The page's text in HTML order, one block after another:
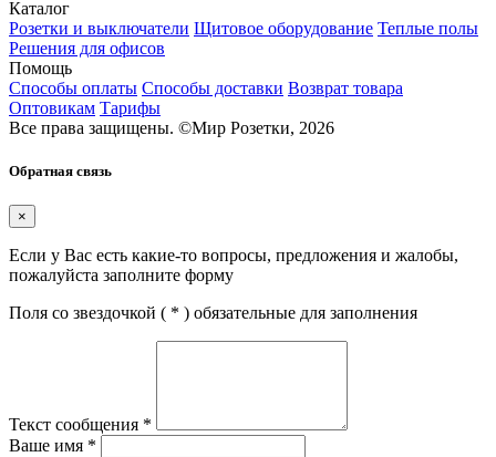
Каталог
Розетки и выключатели Щитовое оборудование Теплые полы
Решения для офисов
Помощь
Способы оплаты Способы доставки Возврат товара
Оптовикам Тарифы
Все права защищены. ©Мир Розетки, 2026
Обратная связь
×
Если у Вас есть какие-то вопросы, предложения и жалобы,
пожалуйста заполните форму
Поля со звездочкой ( * ) обязательные для заполнения
Текст сообщения *
Ваше имя *